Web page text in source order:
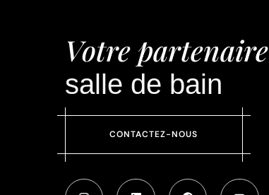
Votre
salle de bain
CONTACTEZ-NOUS